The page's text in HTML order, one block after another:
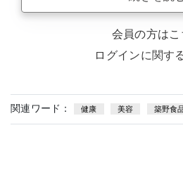
会員の方はこ
ログインに関す
関連ワード： 健康 美容 築野食